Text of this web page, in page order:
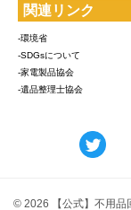
関連リンク
-環境省
-SDGsについて
-家電製品協会
-遺品整理士協会
© 2026 【公式】不用品